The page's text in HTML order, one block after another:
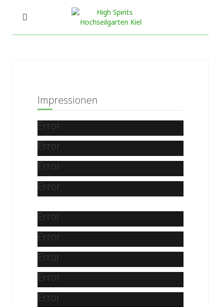
Impressionen
Error
Error
Error
Error
Error
Error
Error
Error
Error